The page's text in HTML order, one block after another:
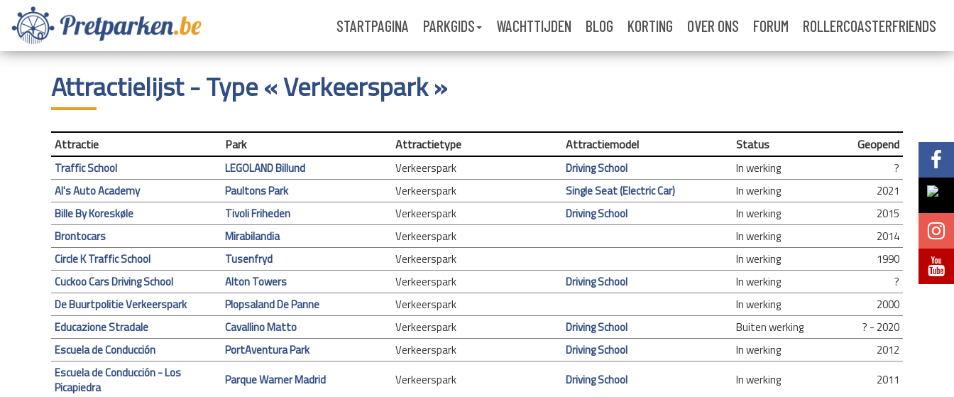
STARTPAGINA PARKGIDS WACHTTIJDEN BLOG KORTING OVER ONS FORUM ROLLERCOASTERFRIENDS
Volg @Pretparkenbe
Volg @Pretparkenbe
Volg @Pretparken.be
Volg @Pretparkenbe
Attractielijst - Type « Verkeerspark »
Attractie Park Attractietype Attractiemodel Status Geopend
Traffic School LEGOLAND Billund Verkeerspark Driving School In werking
?
Al's Auto Academy
Paultons Park Verkeerspark Single Seat (Electric Car) In werking
2021
Bille By Koreskøle
Tivoli Friheden Verkeerspark Driving School In werking
2015
Brontocars
Mirabilandia Verkeerspark In werking
2014
Circle K Traffic School
Tusenfryd Verkeerspark In werking
1990
Cuckoo Cars Driving School
Alton Towers Verkeerspark Driving School In werking
?
De Buurtpolitie Verkeerspark
Plopsaland De Panne Verkeerspark In werking
2000
Educazione Stradale
Cavallino Matto Verkeerspark Driving School Buiten werking
? - 2020
Escuela de Conducción
PortAventura Park Verkeerspark Driving School In werking
2012
Escuela de Conducción - Los
Picapiedra
Parque Warner Madrid Verkeerspark Driving School In werking
2011